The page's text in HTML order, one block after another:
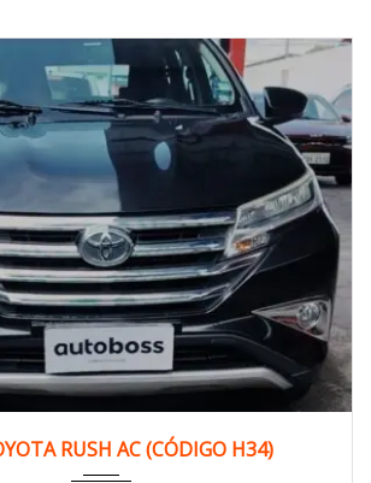
149,000 km
RUSH AC (CÓDIGO H34)